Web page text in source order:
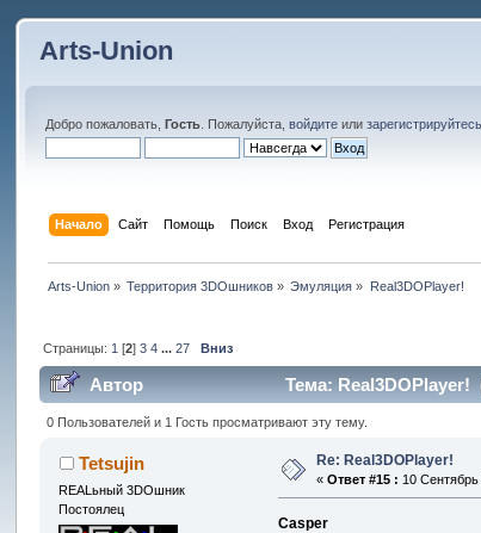
Arts-Union
Добро пожаловать,Гость . Пожалуйста,войдите илизарегистрируйтесь
Начало Сайт Помощь Поиск Вход Регистрация
Arts-Union» Территория 3DOшников » Эмуляция » Real3DOPlayer!
Страницы: 1 [2] 3 4 ... 27 Вниз
Автор Тема: Real3DOPlayer!
0 Пользователей и 1 Гость просматривают эту тему.
Tetsujin
REALьный 3DOшник
Постоялец
Re: Real3DOPlayer!
«Ответ #15 : 10
Casper